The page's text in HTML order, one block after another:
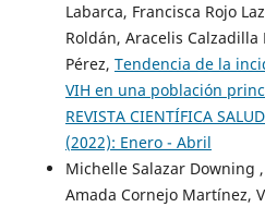
Labarca, Francisca Rojo
Roldán, Aracelis
Pérez, Tendencia de la
VIH en una población
REVISTA CIENTÍFICA
(2022): Enero - Abril
Michelle Salazar Downing
Amada Cornejo Martínez,